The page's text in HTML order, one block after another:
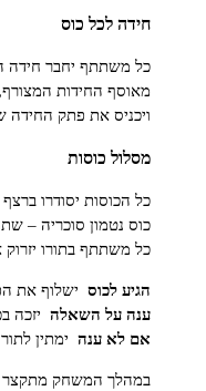
לכל כוס
יחבר חידה הקשורה
החידות המצורף,
את פתק החידה שלו לתוך
כוסות
יסודרו ברצף על רצפת
סוכריה – שתהיה גם
בתורו יזרוק את הקובייה
ישלוף את הפתק
על השאלהיזכה בכוס
ימתין לתור הבא.
המשחק מתקצר המסלול עוד